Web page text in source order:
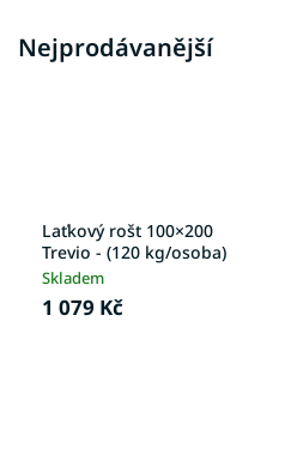
Nejprodávanější
Laťkový rošt 100×200
Trevio - (120 kg/osoba)
Skladem
1 079 Kč